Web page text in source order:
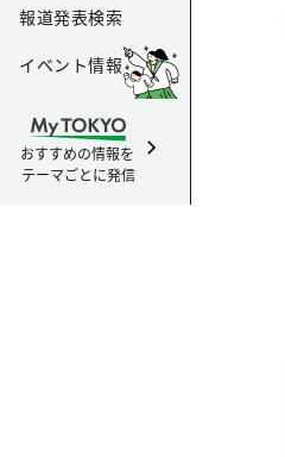
報道発表検索
イベント情報
おすすめの情報を
テーマごとに発信